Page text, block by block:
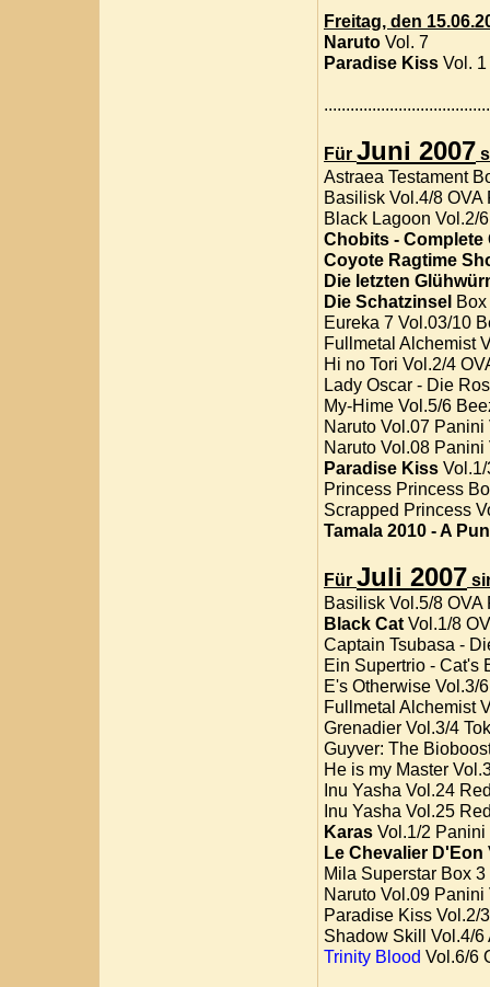
Freitag, den
Naruto Vol. 7
Paradise Kiss Vol.
Für Juni 2007
Astraea Testament
Basilisk Vol.4/8
Black Lagoon Vol.2/
Chobits - Complete
Coyote Ragtime
Die letzten
Die Schatzinsel
Eureka 7 Vol.03/10
Fullmetal Alchemist
Hi no Tori Vol.2/4
Lady Oscar - Die
My-Hime Vol.5/6
Naruto Vol.07
Naruto Vol.08
Paradise Kiss
Princess Princess
Scrapped Princess
Tamala 2010 - A
Für Juli 2007
Basilisk Vol.5/8
Black Cat Vol.1/8
Captain Tsubasa -
Ein Supertrio - Cat's
E's Otherwise Vol.3/
Fullmetal Alchemist
Grenadier Vol.3/4
Guyver: The
He is my Master
Inu Yasha Vol.24
Inu Yasha Vol.25
Karas Vol.1/2
Le Chevalier D'Eon
Mila Superstar Box
Naruto Vol.09
Paradise Kiss Vol.2/
Shadow Skill Vol.4/
Trinity Blood Vol.6/6